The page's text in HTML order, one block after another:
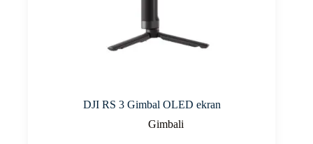
DJI RS 3 Gimbal OLED ekran
Gimbali